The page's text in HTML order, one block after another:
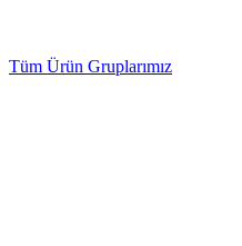
Tüm Ürün Gruplarımız